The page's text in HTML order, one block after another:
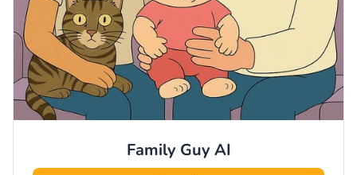
Family Guy AI